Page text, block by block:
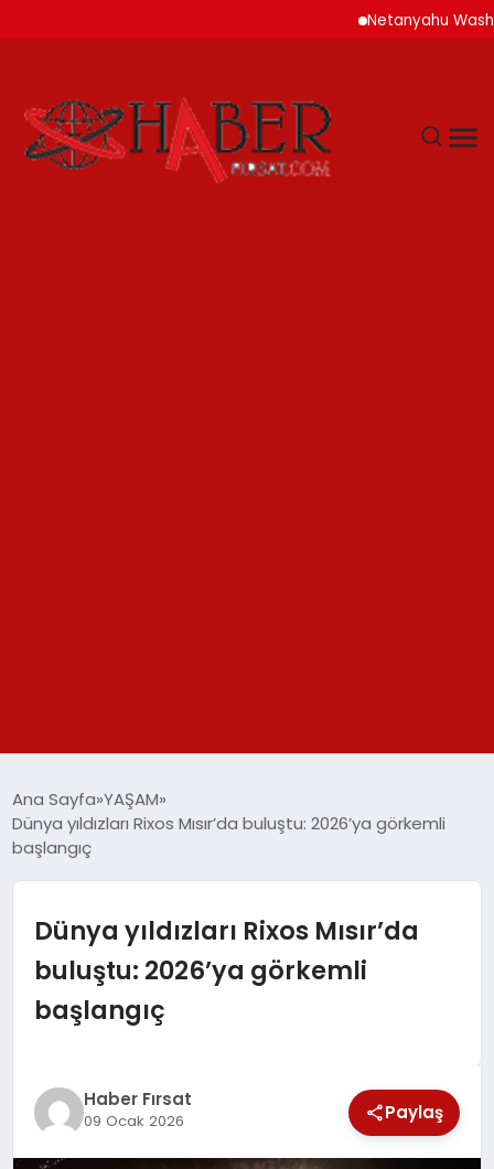
Netanyahu
SPOR
TEKNOLOJİ
SAĞLIK
MAGAZİN
Ana Sayfa YAŞAM
Dünya yıldızları Rixos Mısır’da buluştu: 2026’ya görkemli
başlangıç
Dünya yıldızları Rixos Mısır’da
buluştu: 2026’ya görkemli
başlangıç
Haber Fırsat
09 Ocak 2026 Paylaş